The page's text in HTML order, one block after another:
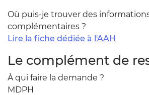
Où puis-je trouver des
complémentaires ?
Lire la fiche dédiée à l'AAH
Le complément de
À qui faire la demande ?
MDPH